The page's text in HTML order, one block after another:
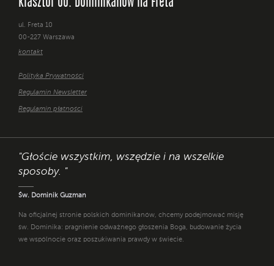
Klasztor oo. Dominikanów na Freta
ul. Freta 10
00-227 Warszawa
kontakt
Polityka Prywatności
Regulamin Newsletter
Regulamin płatności
"Głoście wszystkim, wszędzie i na wszelkie
sposoby. "
Św. Dominik Guzman
Na oficjalnej stronie polskich dominikanów, chcemy podejmować misję
św. Dominika: pragnienie odważnego głoszenia Boga, budowanie życia
we wspólnocie oraz poszukiwania prawdy w świecie.